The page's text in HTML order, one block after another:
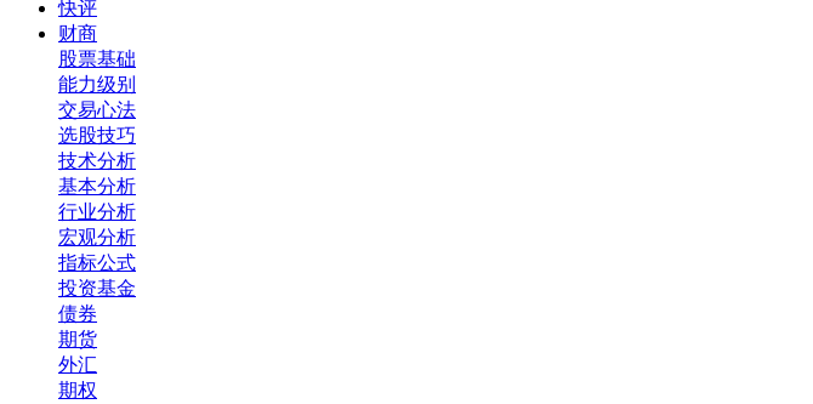
快评
财商
股票基础
能力级别
交易心法
选股技巧
技术分析
基本分析
行业分析
宏观分析
指标公式
投资基金
债券
期货
外汇
期权